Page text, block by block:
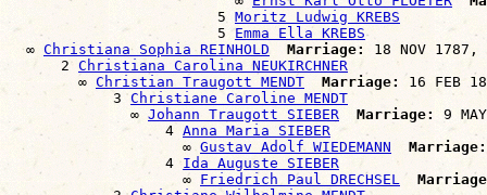
                        5
Moritz Ludwig KREBS
                        5
Emma Ella KREBS
  ∞
Christiana Sophia REINHOLD Marriage:
18 NOV
      2
Christiana Carolina NEUKIRCHNER
        ∞
Christian Traugott MENDT Marriage:
16 FEB
            3
Christiane Caroline MENDT
              ∞
Johann Traugott SIEBER Marriage:
9
                  4
Anna Maria SIEBER
                    ∞
Gustav Adolf WIEDEMANN
Marriage:
                  4
Ida Auguste SIEBER
                    ∞
Friedrich Paul DRECHSEL